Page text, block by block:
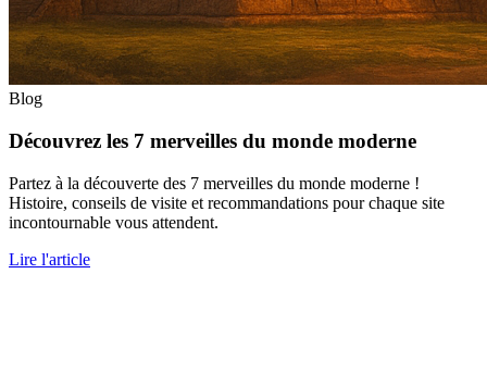
Blog
Découvrez les 7 merveilles du monde moderne
Partez à la découverte des 7 merveilles du monde moderne !
Histoire, conseils de visite et recommandations pour chaque site
incontournable vous attendent.
Lire l'article